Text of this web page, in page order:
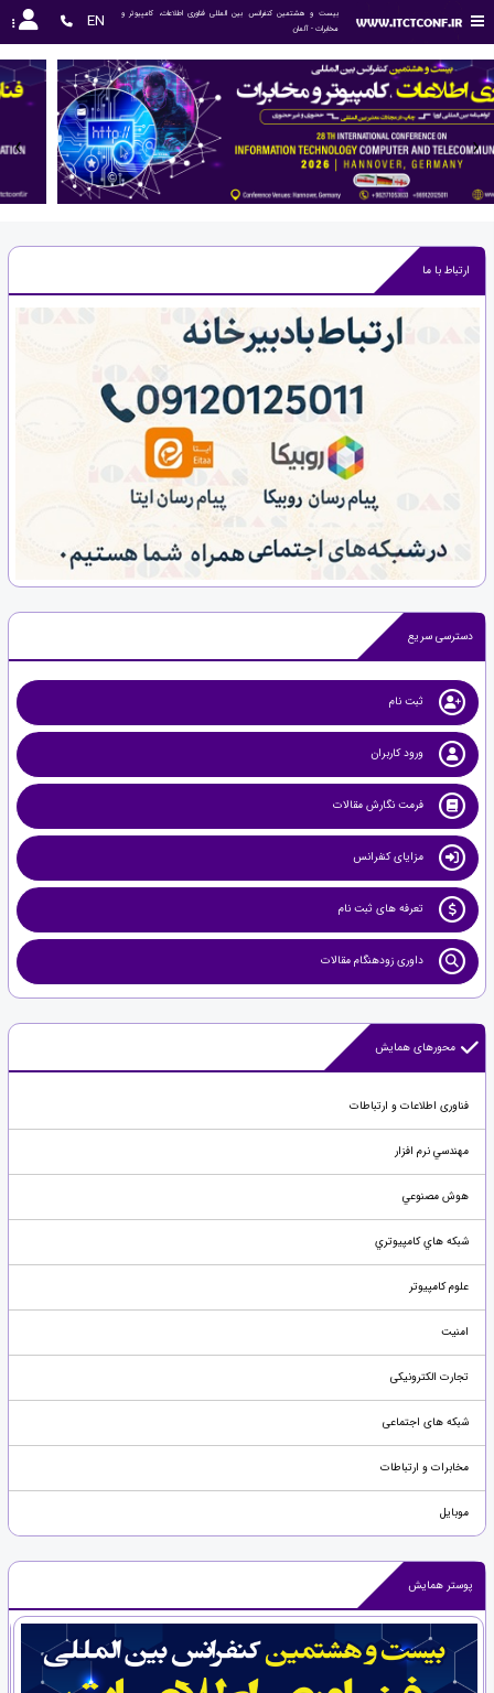
مخابرات - آلمان
EN
‹ ›
ارتباط با ما
دسترسی سریع
ثبت نام
ورود کاربران
فرمت نگارش مقالات
مزایای کنفرانس
تعرفه های ثبت نام
داوری زودهنگام مقالات
محورهای همایش
فناوری اطلاعات و ارتباطات
مهندسي نرم افزار
هوش مصنوعي
شبکه هاي کامپيوتري
علوم کامپیوتر
امنيت
تجارت الکترونیکی
شبکه های اجتماعی
مخابرات و ارتباطات
موبایل
پوستر همایش